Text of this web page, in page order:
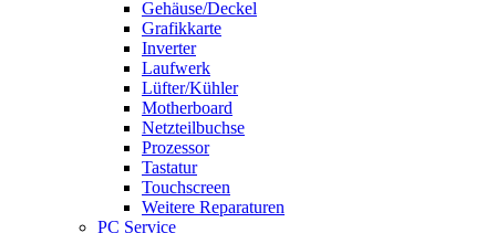
Gehäuse/Deckel
Grafikkarte
Inverter
Laufwerk
Lüfter/Kühler
Motherboard
Netzteilbuchse
Prozessor
Tastatur
Touchscreen
Weitere Reparaturen
PC Service